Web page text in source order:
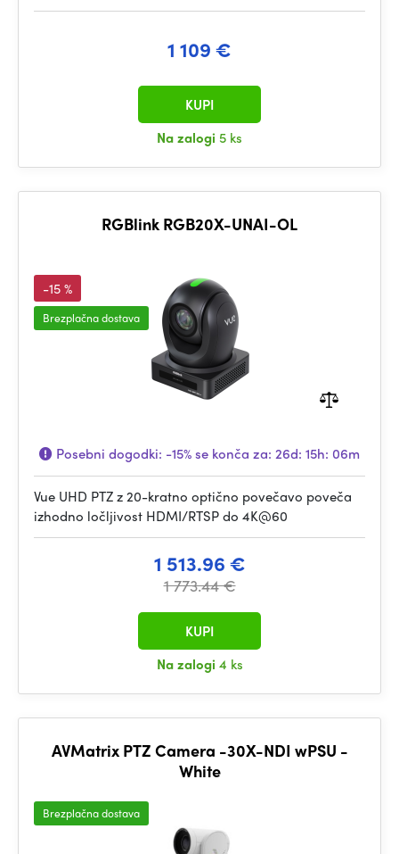
1 109 €
Na zalogi 5 ks
KUPI
RGBlink RGB20X-UNAI-OL
-15 %
Brezplačna dostava
Posebni dogodki: -15%se konča za: 26d: 15h: 06m
Vue UHD PTZ z 20-kratno optično povečavo poveča
izhodno ločljivost HDMI/RTSP do 4K@60
1 513.96 €
1 773.44 €
Na zalogi 4 ks
KUPI
AVMatrix PTZ Camera -30X-NDI wPSU -
White
Brezplačna dostava